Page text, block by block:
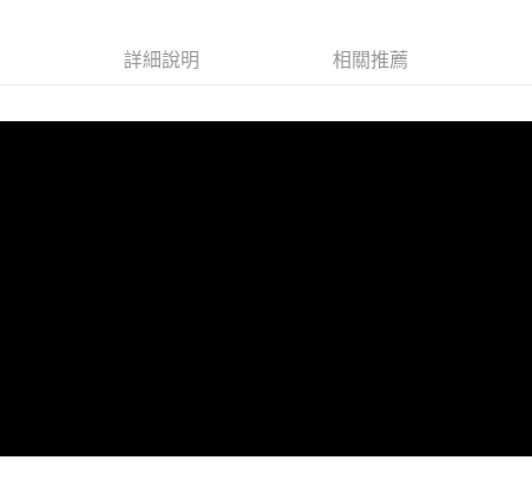
詳細說明 相關推薦